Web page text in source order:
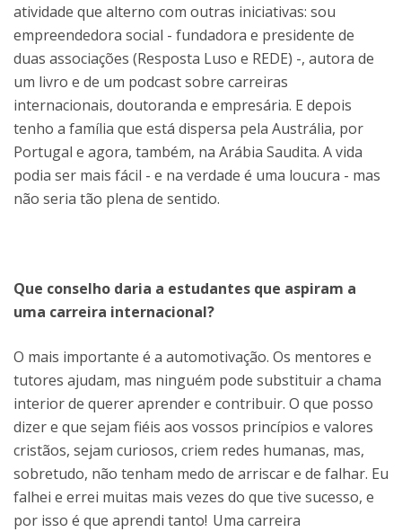
atividade que alterno com outras iniciativas: sou
empreendedora social - fundadora e presidente de
duas associações (Resposta Luso e REDE) -, autora de
um livro e de um podcast sobre carreiras
internacionais, doutoranda e empresária. E depois
tenho a família que está dispersa pela Austrália, por
Portugal e agora, também, na Arábia Saudita. A vida
podia ser mais fácil - e na verdade é uma loucura - mas
não seria tão plena de sentido.
Que conselho daria a estudantes que aspiram a
uma carreira internacional?
O mais importante é a automotivação. Os mentores e
tutores ajudam, mas ninguém pode substituir a chama
interior de querer aprender e contribuir. O que posso
dizer e que sejam fiéis aos vossos princípios e valores
cristãos, sejam curiosos, criem redes humanas, mas,
sobretudo, não tenham medo de arriscar e de falhar. Eu
falhei e errei muitas mais vezes do que tive sucesso, e
por isso é que aprendi tanto! Uma carreira